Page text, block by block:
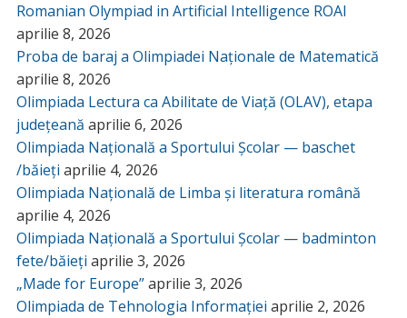
Romanian Olympiad in Artificial Intelligence ROAI
aprilie 8, 2026
Proba de baraj a Olimpiadei Naționale de Matematică
aprilie 8, 2026
Olimpiada Lectura ca Abilitate de Viață (OLAV), etapa
județeană aprilie 6, 2026
Olimpiada Națională a Sportului Școlar — baschet
/băieți aprilie 4, 2026
Olimpiada Națională de Limba și literatura română
aprilie 4, 2026
Olimpiada Națională a Sportului Școlar — badminton
fete/băieți aprilie 3, 2026
„Made for Europe”aprilie 3, 2026
Olimpiada de Tehnologia Informației aprilie 2, 2026